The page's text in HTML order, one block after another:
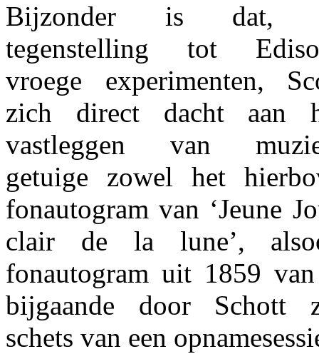
Bijzonder is dat,
tegenstelling tot
vroege experimenten,
zich direct dacht aan
vastleggen van
getuige zowel het
fonautogram van ‘Jeune
clair de la lune’,
fonautogram uit 1859
bijgaande door Schott
schets van een